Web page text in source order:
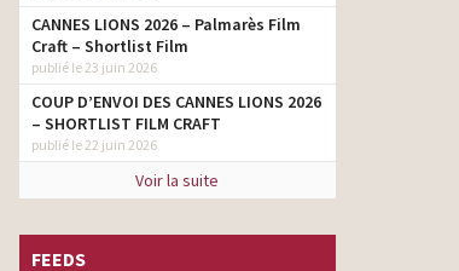
CANNES LIONS 2026 – Palmarès Film
Craft – Shortlist Film
publié le 23 juin 2026
COUP D’ENVOI DES CANNES LIONS 2026
– SHORTLIST FILM CRAFT
publié le 22 juin 2026
Voir la suite
FEEDS